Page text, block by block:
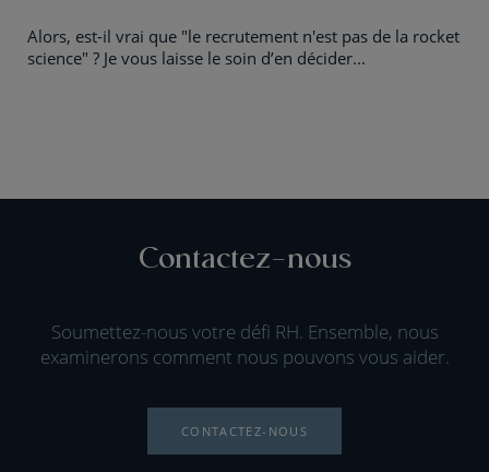
Alors, est-il vrai que "le recrutement n'est pas de la rocket
science" ? Je vous laisse le soin d’en décider...
Contactez-nous
Soumettez-nous votre défi RH. Ensemble, nous
examinerons comment nous pouvons vous aider.
CONTACTEZ-NOUS